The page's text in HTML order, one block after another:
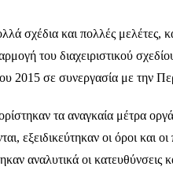
σχέδια και πολλές μελέτες,
του διαχειριστικού
2015 σε συνεργασία με την
τα αναγκαία μέτρα
εξειδικεύτηκαν οι όροι και
αναλυτικά οι κατευθύνσεις